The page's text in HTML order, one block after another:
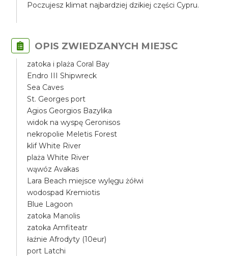
Poczujesz klimat najbardziej dzikiej części Cypru.
OPIS ZWIEDZANYCH MIEJSC
zatoka i plaża Coral Bay
Endro III Shipwreck
Sea Caves
St. Georges port
Agios Georgios Bazylika
widok na wyspę Geronisos
nekropolie Meletis Forest
klif White River
plaża White River
wąwóz Avakas
Lara Beach miejsce wylęgu żółwi
wodospad Kremiotis
Blue Lagoon
zatoka Manolis
zatoka Amfiteatr
łaźnie Afrodyty (10eur)
port Latchi